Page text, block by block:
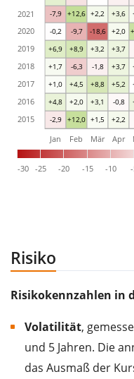
-2,9 +12,0 +1,5 +2,2
+4,8 +2,0 +3,1 -0,8
+1,0 +4,5 +8,8 +5,2
+1,7 -6,3 -1,8 +3,7
+6,9 +8,9 +3,2 +3,7
-0,2 -9,7 -18,6 +2,0
-7,9 +12,6 +2,2 +3,6
-30 -25 -20 -15 -10
Jan Feb Mär Apr
2015
2016
2017
2018
2019
2020
2021
Risiko
Risikokennzahlen in
Volatilität,
und 5 Jahren. Die
das Ausmaß der